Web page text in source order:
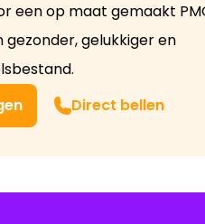
een op maat gemaakt
gelukkiger en
Direct bellen